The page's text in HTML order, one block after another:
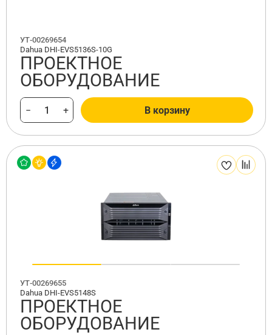
УТ-00269654
Dahua DHI-EVS5136S-10G
ПРОЕКТНОЕ
ОБОРУДОВАНИЕ
− + В корзину
УТ-00269655
Dahua DHI-EVS5148S
ПРОЕКТНОЕ
ОБОРУДОВАНИЕ